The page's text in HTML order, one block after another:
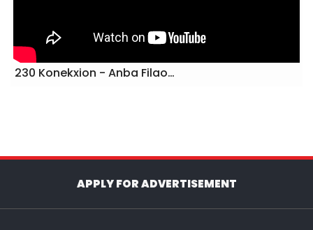
230 Konekxion - Anba Filao…
APPLY FOR ADVERTISEMENT